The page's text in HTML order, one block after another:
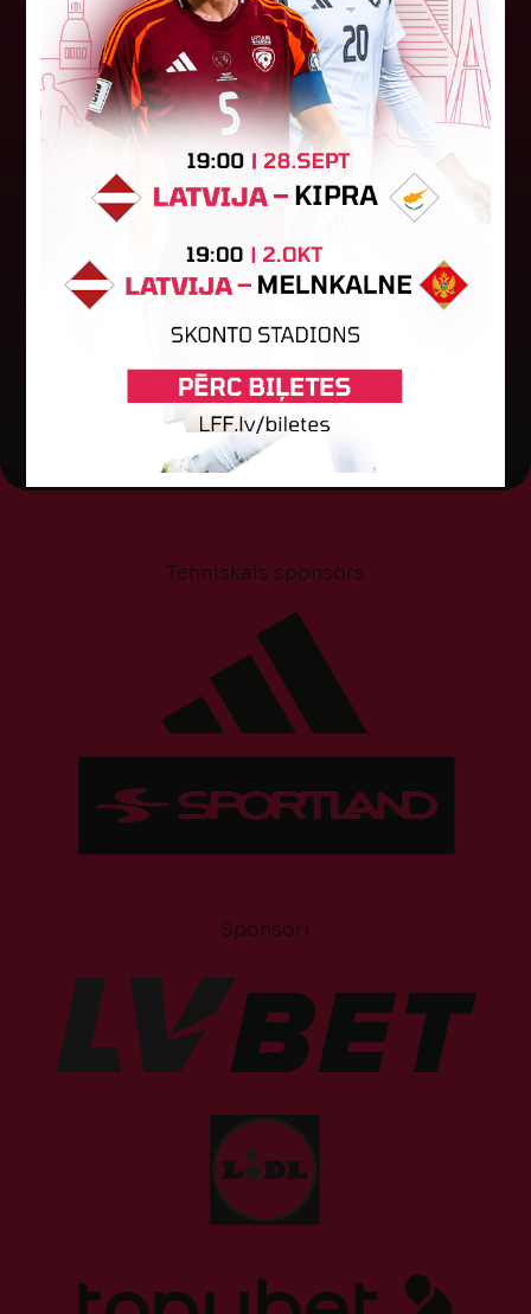
Latvijas tiesnešiem uztic darbu
UEFA Eiropas līgā
Latvijas tiesnešu brigāde apkalpos UEFA Eiropas
līgas kvalifikācijas spēli šovakar Dublinā starp
"Shamrock Rovers" un "Egnatia" komandām.
Andris Treimanis pildīs galvenā...
Tehniskais sponsors
Sponsori